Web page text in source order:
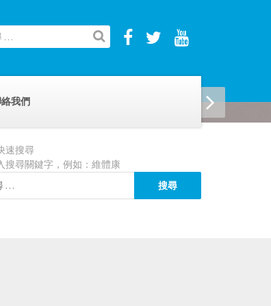
我們
速搜尋
搜尋關鍵字，例如：維體康